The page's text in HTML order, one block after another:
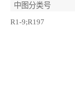
中图分类号
R1-9;R197